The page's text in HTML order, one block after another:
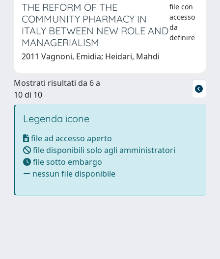
THE REFORM OF THE
COMMUNITY PHARMACY IN
ITALY BETWEEN NEW ROLE AND
MANAGERIALISM
file con
accesso
da
definire
2011 Vagnoni, Emidia; Heidari, Mahdi
Mostrati risultati da 6 a
10 di 10
Legenda icone
file ad accesso aperto
file disponibili solo agli amministratori
file sotto embargo
nessun file disponibile